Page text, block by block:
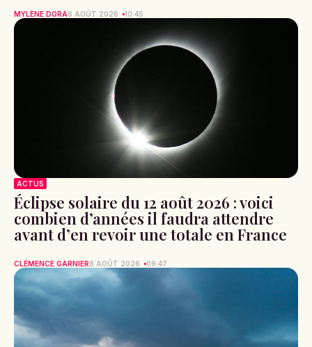
MYLÈNE DORA8 AOÛT 2026 10:45
ACTUS
Éclipse solaire du 12 août 2026 : voici
combien d’années il faudra attendre
avant d’en revoir une totale en France
CLÉMENCE GARNIER8 AOÛT 2026 09:47